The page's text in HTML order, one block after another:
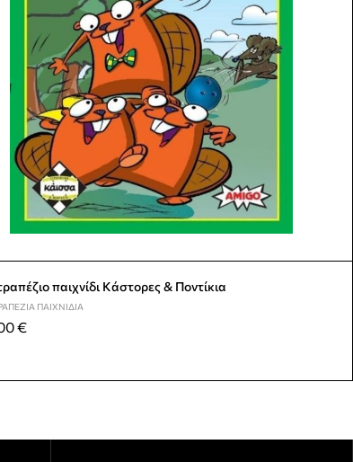
παιχνίδι Κάστορες & Ποντίκια
ΠΑΙΧΝΊΔΙΑ
€